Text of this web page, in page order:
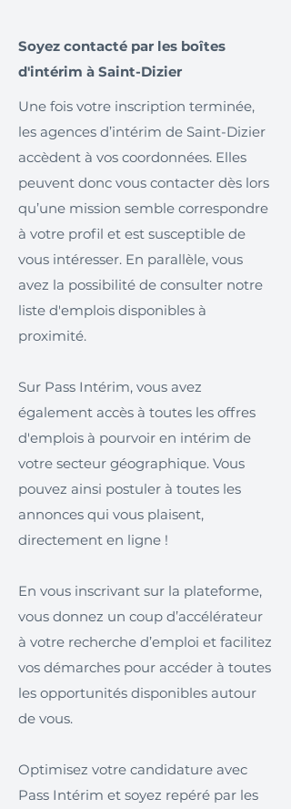
Soyez contacté par les boîtes
d'intérim à Saint-Dizier
Une fois votre inscription terminée,
les agences d’intérim de Saint-Dizier
accèdent à vos coordonnées. Elles
peuvent donc vous contacter dès lors
qu’une mission semble correspondre
à votre profil et est susceptible de
vous intéresser. En parallèle, vous
avez la possibilité de consulter notre
liste d'emplois disponibles à
proximité.
Sur Pass Intérim, vous avez
également accès à toutes les offres
d'emplois à pourvoir en intérim de
votre secteur géographique. Vous
pouvez ainsi postuler à toutes les
annonces qui vous plaisent,
directement en ligne !
En vous inscrivant sur la plateforme,
vous donnez un coup d’accélérateur
à votre recherche d’emploi et facilitez
vos démarches pour accéder à toutes
les opportunités disponibles autour
de vous.
Optimisez votre candidature avec
Pass Intérim et soyez repéré par les